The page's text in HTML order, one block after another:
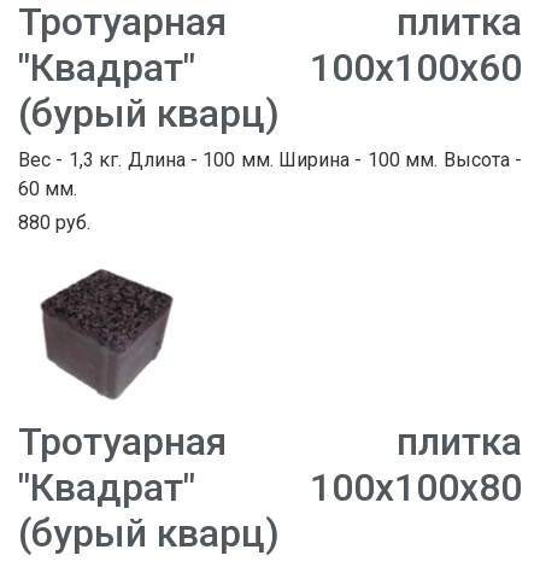
Тротуарная плитка
"Квадрат" 100х100х60
(бурый кварц)
Вес - 1,3 кг. Длина - 100 мм. Ширина - 100 мм. Высота -
60 мм.
880 руб.
Тротуарная плитка
"Квадрат" 100х100х80
(бурый кварц)